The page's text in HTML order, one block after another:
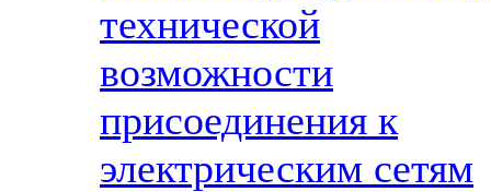
технической
возможности
присоединения к
электрическим сетям